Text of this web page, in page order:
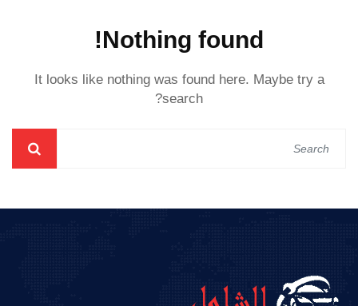
Nothing found!
It looks like nothing was found here. Maybe try a
search?